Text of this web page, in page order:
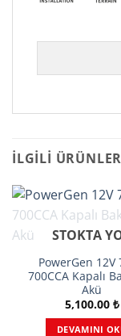
İLGILI ÜRÜNLER
STOKTA
PowerGen 12V
700CCA Kapalı
Akü
5,100.00 ₺
DEVAMINI